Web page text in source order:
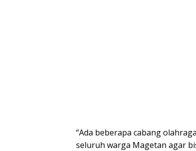
“Ada beberapa cabang
seluruh warga Magetan agar